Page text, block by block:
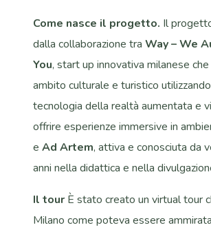
Come nasce il progetto. Il
dalla collaborazione tra Way – We
You, start up innovativa milanese
ambito culturale e turistico
tecnologia della realtà aumentata e
offrire esperienze immersive in
e Ad Artem, attiva e conosciuta da
anni nella didattica e nella
Il tour È stato creato un virtual tour
Milano come poteva essere